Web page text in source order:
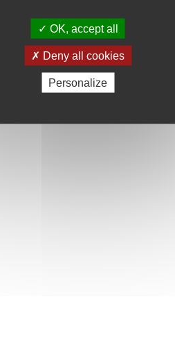
OK, accept all
Deny all cookies
Personalize